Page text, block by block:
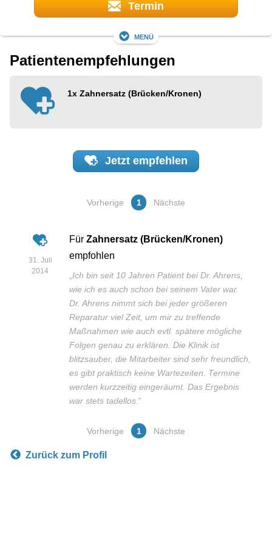
Termin
Menü
Patientenempfehlungen
1x Zahnersatz (Brücken/Kronen)
Jetzt empfehlen
Vorherige 1 Nächste
31. Juli
2014
Für Zahnersatz (Brücken/Kronen)
empfohlen
Ich bin seit 10 Jahren Patient bei Dr. Ahrens,
wie ich es auch schon bei seinem Vater war.
Dr. Ahrens nimmt sich bei jeder größeren
Reparatur viel Zeit, um mir zu treffende
Maßnahmen wie auch evtl. spätere mögliche
Folgen genau zu erklären. Die Klinik ist
blitzsauber, die Mitarbeiter sind sehr freundlich,
es gibt praktisch keine Wartezeiten. Termine
werden kurzzeitig eingeräumt. Das Ergebnis
war stets tadellos. ”
Vorherige 1 Nächste
Zurück zum Profil